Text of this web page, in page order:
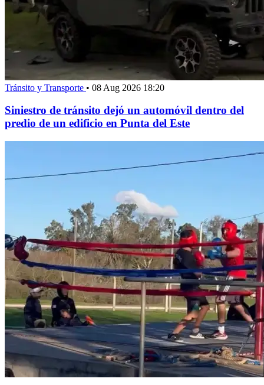
Tránsito y Transporte • 08 Aug 2026 18:20
Siniestro de tránsito dejó un automóvil dentro del
predio de un edificio en Punta del Este